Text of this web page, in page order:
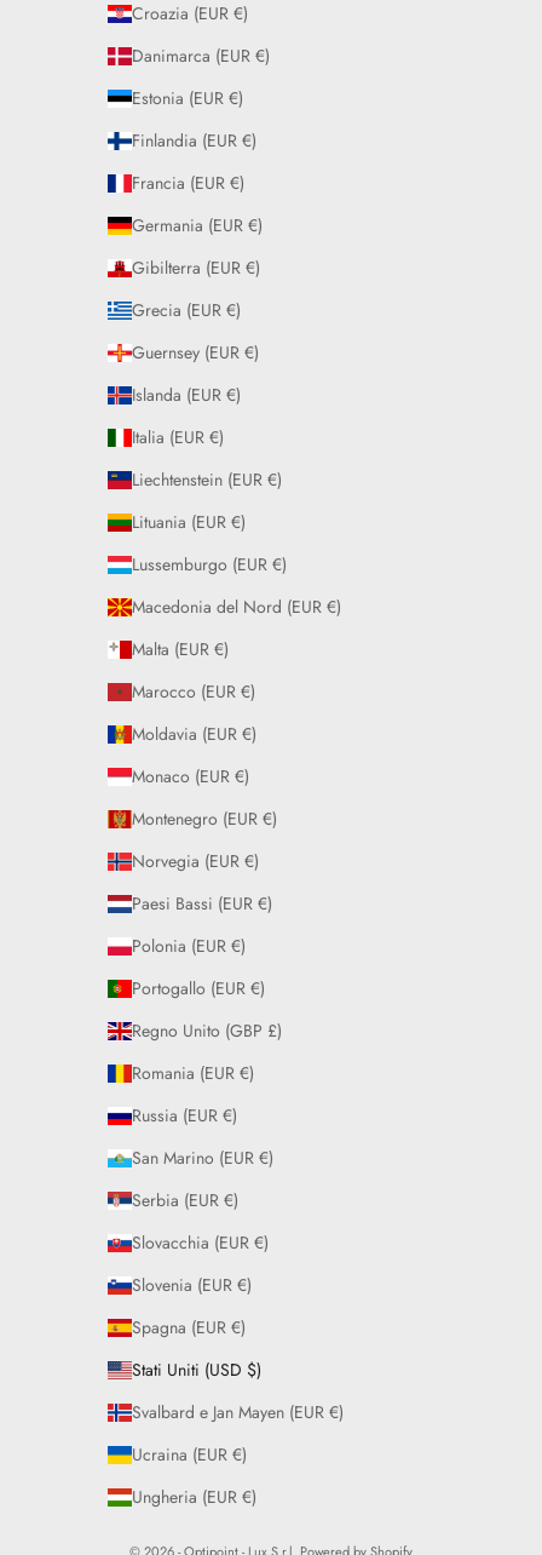
Croazia (EUR €)
Danimarca (EUR €)
Estonia (EUR €)
Finlandia (EUR €)
Francia (EUR €)
Germania (EUR €)
Gibilterra (EUR €)
Grecia (EUR €)
Guernsey (EUR €)
Islanda (EUR €)
Italia (EUR €)
Liechtenstein (EUR €)
Lituania (EUR €)
Lussemburgo (EUR €)
Macedonia del Nord (EUR €)
Malta (EUR €)
Marocco (EUR €)
Moldavia (EUR €)
Monaco (EUR €)
Montenegro (EUR €)
Norvegia (EUR €)
Paesi Bassi (EUR €)
Polonia (EUR €)
Portogallo (EUR €)
Regno Unito (GBP £)
Romania (EUR €)
Russia (EUR €)
San Marino (EUR €)
Serbia (EUR €)
Slovacchia (EUR €)
Slovenia (EUR €)
Spagna (EUR €)
Stati Uniti (USD $)
Svalbard e Jan Mayen (EUR €)
Ucraina (EUR €)
Ungheria (EUR €)